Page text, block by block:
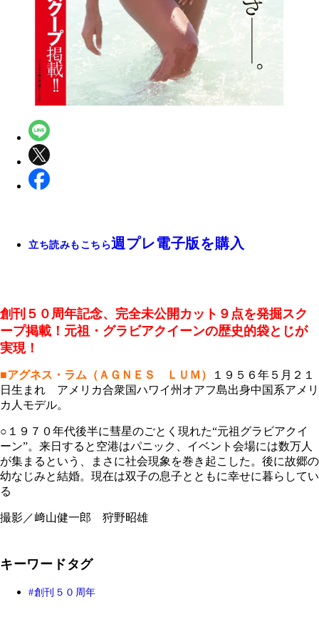
立ち読みもこちら週プレ電子版を購入
創刊５０周年記念、完全未公開カット９点を発掘スク
ープ掲載！ 元祖・グラビアクイーンの歴史的袋とじが
実現！
■アグネス・ラム（ＡＧＮＥＳ ＬＵＭ）
１９５６年５月２１
日生まれ アメリカ合衆国ハワイ州オアフ島出身中国系アメリ
カ人モデル。
○１９７０年代後半に彗星のごとく現れた“元祖グラビアクイ
ーン”。来日すると空港はパニック、イベント会場には数万人
が集まるという、まさに社会現象を巻き起こした。後に故郷の
幼なじみと結婚。現在は双子の息子とともに幸せに暮らしてい
る
撮影／﨑山健一郎 狩野昭雄
キーワードタグ
創刊５０周年